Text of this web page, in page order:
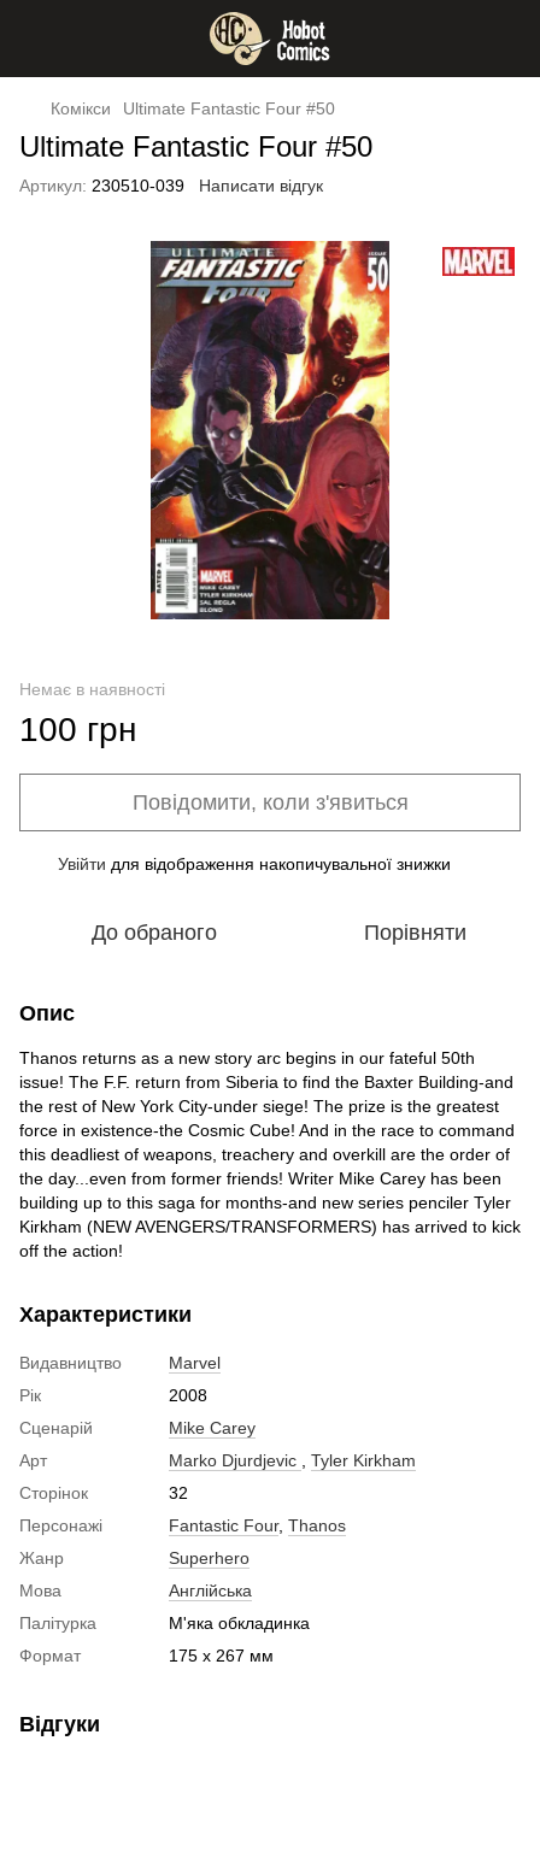
Комікси Ultimate Fantastic Four #50
Ultimate Fantastic Four #50
Артикул: 230510-039 Написати відгук
Немає в наявності
100 грн
Повідомити, коли з'явиться
Увійти для відображення накопичувальної знижки
До обраного Порівняти
Опис
Thanos returns as a new story arc begins in our fateful 50th
issue! The F.F. return from Siberia to find the Baxter Building-and
the rest of New York City-under siege! The prize is the greatest
force in existence-the Cosmic Cube! And in the race to command
this deadliest of weapons, treachery and overkill are the order of
the day...even from former friends! Writer Mike Carey has been
building up to this saga for months-and new series penciler Tyler
Kirkham (NEW AVENGERS/TRANSFORMERS) has arrived to kick
off the action!
Характеристики
Видавництво
Marvel
Рік
2008
Сценарій
Mike Carey
Арт
Marko Djurdjevic
Tyler Kirkham
Сторінок
32
Персонажі
Fantastic Four, Thanos
Жанр
Superhero
Мова
Англійська
Палітурка
М'яка обкладинка
Формат
175 x 267 мм
Відгуки